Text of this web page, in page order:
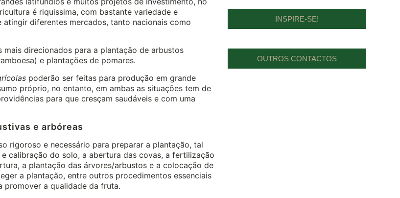
é riquissima, com bastante variedade e
atingir diferentes mercados, tanto nacionais como
mais direcionados para a plantação de arbustos
e plantações de pomares.
poderão ser feitas para produção em grande
próprio, no entanto, em ambas as situações tem de
para que cresçam saudáveis e com uma
e arbóreas
rigoroso e necessário para preparar a plantação, tal
calibração do solo, a abertura das covas, a fertilização
a plantação das árvores/arbustos e a colocação de
a plantação, entre outros procedimentos essenciais
promover a qualidade da fruta.
INSPIRE-SE!
OUTROS CONTACTOS